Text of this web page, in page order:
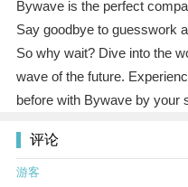
Bywave is the perfect
Say goodbye to guesswork
So why wait? Dive into the
wave of the future.
before with Bywave by your
评论
游客